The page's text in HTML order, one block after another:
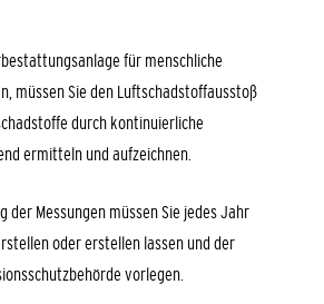
für menschliche
müssen Sie den Luftschadstoffausstoß
durch kontinuierliche
ermitteln und aufzeichnen.
der Messungen müssen Sie jedes Jahr
oder erstellen lassen und der
vorlegen.